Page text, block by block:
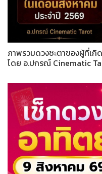
ภาพรวมดวงชะตาของผู้ที่เกิ
โดย อ.ปกรณ์ Cinematic